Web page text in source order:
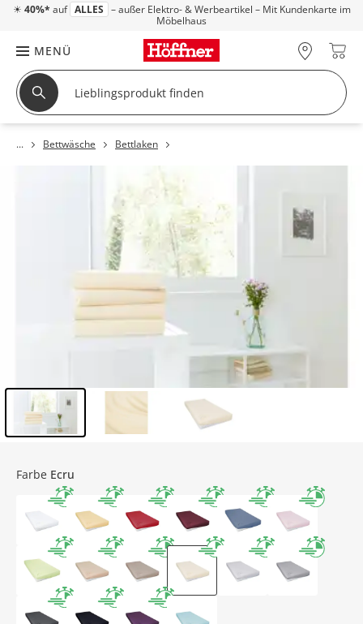
☀ 40%* auf ALLES – außer Elektro- & Werbeartikel – Mit Kundenkarte im
Möbelhaus
MENÜ
Bettwäsche Bettlaken
Farbe Ecru